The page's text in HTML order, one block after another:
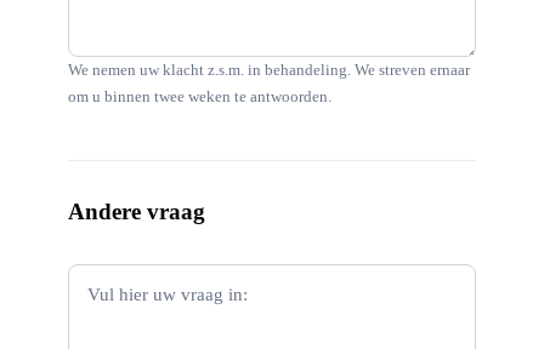
We nemen uw klacht z.s.m. in behandeling. We streven ernaar
om u binnen twee weken te antwoorden.
Andere vraag